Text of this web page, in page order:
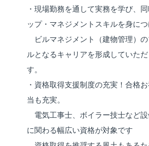
・現場勤務を通して実務を学び、
ップ・マネジメントスキルを身につ
ビルマネジメント（建物管理）
ルとなるキャリアを形成していた
す。
・資格取得支援制度の充実！合格
当も充実。
電気工事士、ボイラー技士など
に関わる幅広い資格が対象です